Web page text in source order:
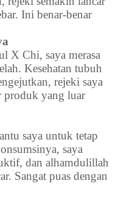
Ini benar-benar
X Chi, saya merasa
Kesehatan tubuh
rejeki saya
produk yang luar
saya untuk tetap
saya
dan alhamdulillah
Sangat puas dengan